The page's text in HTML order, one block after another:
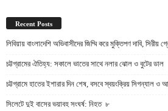
Recent Posts
লিবিয়ায় বাংলাদেশি অভিবাসীদের জিম্মি করে মুক্তিপণ দাবি, সিরীয়
চট্টগ্রামের ঐতিহ্য: সকালে ভাতের সাথে নলার ঝোল ও বুটের ডাল
চট্টগ্রামে হাতের ইশারার দিন শেষ, বসবে স্বয়ংক্রিয় সিগন্যাল ও
সিলেটে দুই বাসের ভয়াবহ সংঘর্ষ: নিহত ৮